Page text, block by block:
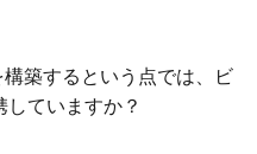
築するという点では、ビ
ていますか？